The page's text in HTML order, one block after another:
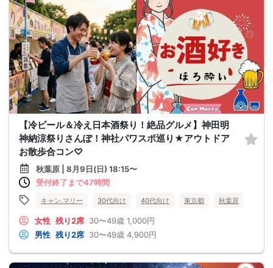
【冷ビール＆冷え日本酒祭り！絶品グルメ】神田明
神納涼祭りさんぽ！神社パワスポ巡り★アウトドア
お散歩合コン♡
秋葉原 | 8月9日(日) 18:15〜
受付終了まで47時間
キャン.マリー 30代向け 40代向け 東京都 秋葉原
女性 残り2席 30〜49歳 1,000円
男性 残り2席 30〜49歳 4,900円